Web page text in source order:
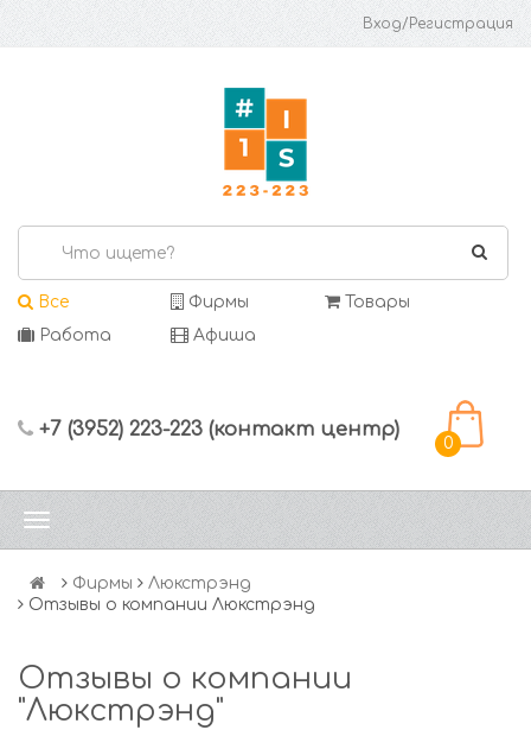
Вход/Регистрация
Все Фирмы
Товары
Работа
Афиша
+7 (3952) 223-223 (контакт центр)
0
Фирмы
Люкстрэнд
Отзывы о компании Люкстрэнд
Отзывы о компании
"Люкстрэнд"